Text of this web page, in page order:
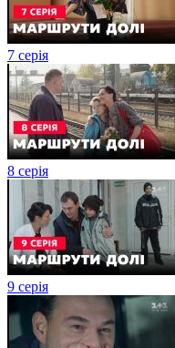
7 серія
8 серія
9 серія